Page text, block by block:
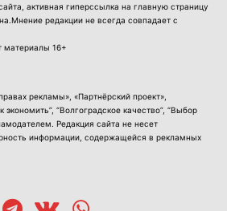
активная гиперссылка на главную страницу
редакции не всегда совпадает с
материалы 16+
рекламы», «Партнёрский проект»,
экономить”, “Волгоградское качество”, “Выбор
Редакция сайта не несет
информации, содержащейся в рекламных